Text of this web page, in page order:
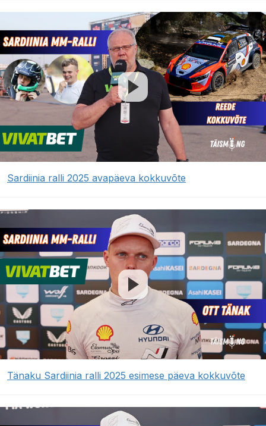
Sardiinia ralli 2025 avapäeva kokkuvõte
Tänaku Sardiinia ralli 2025 esimese päeva kokkuvõte